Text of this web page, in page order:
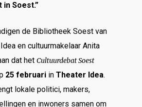
in Soest.”
de Bibliotheek Soest van
en cultuurmakelaar Anita
dat het Cultuurdebat Soest
25 februari in Theater Idea.
lokale politici, makers,
en inwoners samen om